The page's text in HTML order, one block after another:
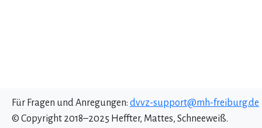
Für Fragen und Anregungen: dvvz-support@mh-freiburg.de
© Copyright 2018–2025 Heffter, Mattes, Schneeweiß.